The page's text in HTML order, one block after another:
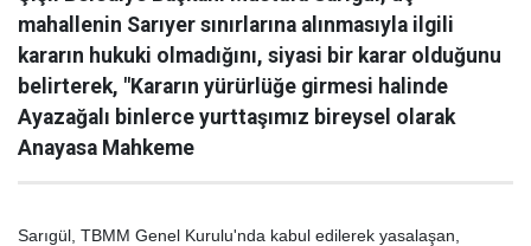
mahallenin Sarıyer sınırlarına alınmasıyla ilgili
kararın hukuki olmadığını, siyasi bir karar olduğunu
belirterek, "Kararın yürürlüğe girmesi halinde
Ayazağalı binlerce yurttaşımız bireysel olarak
Anayasa Mahkeme
Sarıgül, TBMM Genel Kurulu'nda kabul edilerek yasalaşan,